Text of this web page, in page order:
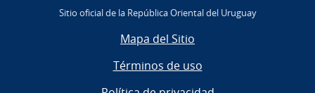
Sitio oficial de la República Oriental del Uruguay
Mapa del Sitio
Términos de uso